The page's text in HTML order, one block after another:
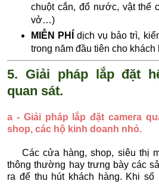
chuột cắn, đổ nước, vật thể
vở…)
MIỄN PHÍ
dịch vụ bảo trì,
trong năm đầu tiên cho khách
5. Giải pháp lắp đặt
quan sát.
a - Giải pháp lắp đặt camera
shop, các hộ kinh doanh nhỏ.
Các cửa hàng, shop, siêu thị
thông thường hay trưng bày các
ra để thu hút khách hàng. Khi